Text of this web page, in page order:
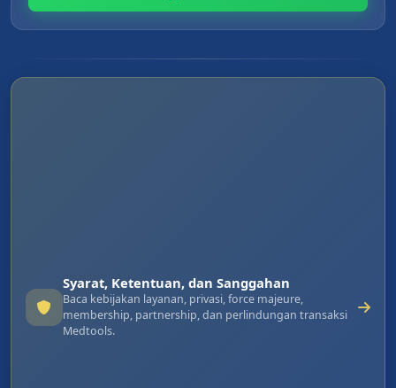
Syarat, Ketentuan, dan Sanggahan
Baca kebijakan layanan, privasi, force majeure,
membership, partnership, dan perlindungan transaksi
Medtools.